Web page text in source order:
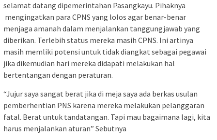
selamat datang dipemerintahan Pasangkayu. Pihaknya
mengingatkan para CPNS yang lolos agar benar-benar
menjaga amanah dalam menjalankan tanggungjawab yang
diberikan. Terlebih status mereka masih CPNS. Ini artinya
masih memliki potensi untuk tidak diangkat sebagai pegawai
jika dikemudian hari mereka didapati melakukan hal
bertentangan dengan peraturan.
“Jujur saya sangat berat jika di meja saya ada berkas usulan
pemberhentian PNS karena mereka melakukan pelanggaran
fatal. Berat untuk tandatangan. Tapi mau bagaimana lagi, kita
harus menjalankan aturan” Sebutnya